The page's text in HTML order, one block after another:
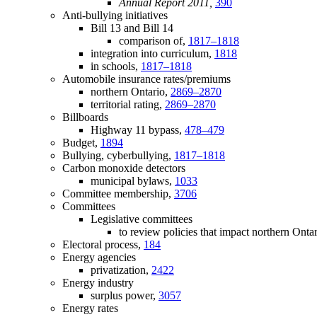
Annual Report 2011, 390
Anti-bullying initiatives
Bill 13 and Bill 14
comparison of, 1817–1818
integration into curriculum, 1818
in schools, 1817–1818
Automobile insurance rates/premiums
northern Ontario, 2869–2870
territorial rating, 2869–2870
Billboards
Highway 11 bypass, 478–479
Budget, 1894
Bullying, cyberbullying, 1817–1818
Carbon monoxide detectors
municipal bylaws, 1033
Committee membership, 3706
Committees
Legislative committees
to review policies that impact northern
Electoral process, 184
Energy agencies
privatization, 2422
Energy industry
surplus power, 3057
Energy rates